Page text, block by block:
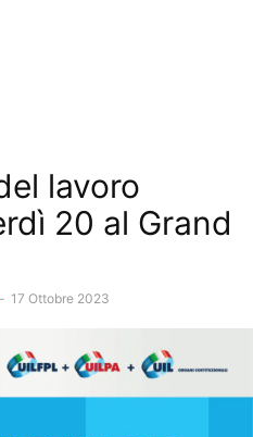
lavoro
20 al Grand
- 17 Ottobre 2023